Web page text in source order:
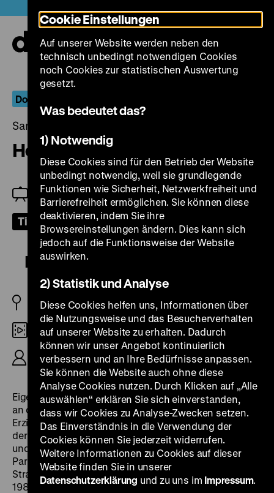
zum
Seiteninhalt
springen
Dokumentarische Positionen: Gisela Tuchtenhagen
Samstag, 17. September 2022, 20.30 Uhr
Heimkinder Teil 4+5
Zu Gast: Gisela Tuchtenhagen
Tickets
Heimkinder
BRD 1986
16mm
R: Gisela Tuchtenhagen, 300‘ (61‘/67‘/46‘/44‘/82‘)
Eigentlich sollte Gisela Tuchtenhagens Abschlussfilm
an der Filmakademie von jenem geschlossenen
Erziehungsheim handeln, in das sie als Jugendliche mit
der Diagnose „nicht erziehbar“ gesteckt worden war
und aus dem sie ausbrechen konnte, um sich nach
Paris durchzuschlagen, wo sie ein paar Jahre mit
Straßenkünstlern und ‑musikerinnen lebte. Mitte der
1980er Jahre begleitet Tuchtenhagen schließlich drei
Cookie Einstellungen
Auf unserer Website werden neben den
technisch unbedingt notwendigen Cookies
noch Cookies zur statistischen Auswertung
gesetzt.
Was bedeutet das?
1) Notwendig
Diese Cookies sind für den Betrieb der Website
unbedingt notwendig, weil sie grundlegende
Funktionen wie Sicherheit, Netzwerkfreiheit und
Barrierefreiheit ermöglichen. Sie können diese
deaktivieren, indem Sie ihre
Browsereinstellungen ändern. Dies kann sich
jedoch auf die Funktionsweise der Website
auswirken.
2) Statistik und Analyse
Diese Cookies helfen uns, Informationen über
die Nutzungsweise und das Besucherverhalten
auf unserer Website zu erhalten. Dadurch
können wir unser Angebot kontinuierlich
verbessern und an Ihre Bedürfnisse anpassen.
Sie können die Website auch ohne diese
Analyse Cookies nutzen. Durch Klicken auf „Alle
auswählen“ erklären Sie sich einverstanden,
dass wir Cookies zu Analyse-Zwecken setzen.
Das Einverständnis in die Verwendung der
Cookies können Sie jederzeit widerrufen.
Weitere Informationen zu Cookies auf dieser
Website finden Sie in unserer
Datenschutzerklärung und zu uns im Impressum.